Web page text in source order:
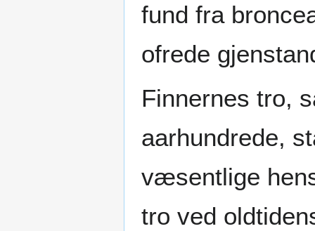
fund fra
ofrede
Finnernes tro,
aarhundrede,
væsentlige
tro ved